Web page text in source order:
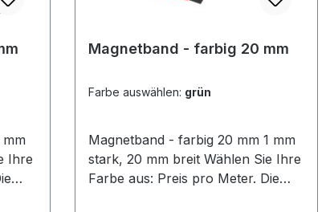
Magnetband - farbig 20 mm
Farbe auswählen: grün
Magnetband - farbig 20 mm 1 mm
stark, 20 mm breit Wählen Sie Ihre
Farbe aus: Preis pro Meter. Die